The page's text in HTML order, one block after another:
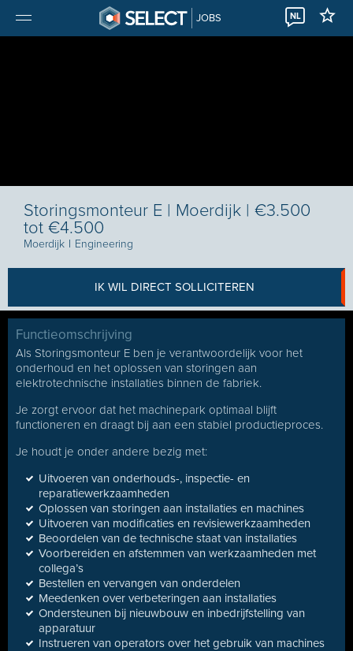
JOBS NL
Storingsmonteur E | Moerdijk | €3.500
tot €4.500
Moerdijk I Engineering
IK WIL DIRECT SOLLICITEREN
Functieomschrijving
Als Storingsmonteur E ben je verantwoordelijk voor het
onderhoud en het oplossen van storingen aan
elektrotechnische installaties binnen de fabriek.
Je zorgt ervoor dat het machinepark optimaal blijft
functioneren en draagt bij aan een stabiel productieproces.
Je houdt je onder andere bezig met:
Uitvoeren van onderhouds-, inspectie- en
reparatiewerkzaamheden
Oplossen van storingen aan installaties en machines
Uitvoeren van modificaties en revisiewerkzaamheden
Beoordelen van de technische staat van installaties
Voorbereiden en afstemmen van werkzaamheden met
collega’s
Bestellen en vervangen van onderdelen
Meedenken over verbeteringen aan installaties
Ondersteunen bij nieuwbouw en inbedrijfstelling van
apparatuur
Instrueren van operators over het gebruik van machines